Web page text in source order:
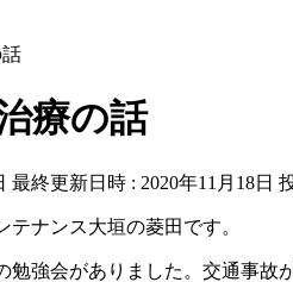
療の話
最終更新日時 : 2020年11月18日
テナンス大垣の菱田です。
勉強会がありました。交通事故